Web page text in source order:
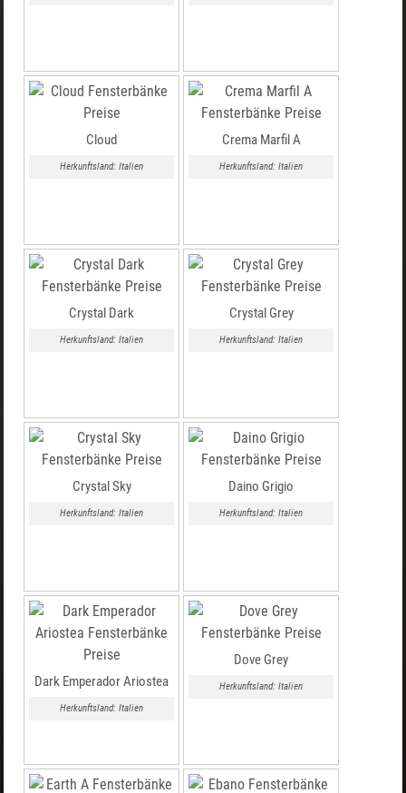
Cloud
Herkunftsland: Italien
Crema Marfil A
Herkunftsland: Italien
Crystal Dark
Herkunftsland: Italien
Crystal Grey
Herkunftsland: Italien
Crystal Sky
Herkunftsland: Italien
Daino Grigio
Herkunftsland: Italien
Dark Emperador Ariostea
Herkunftsland: Italien
Dove Grey
Herkunftsland: Italien